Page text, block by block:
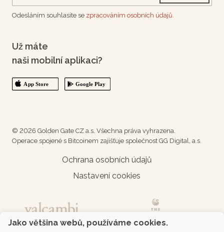
Odesláním souhlasíte se zpracováním osobních údajů.
Už máte
naši mobilní aplikaci?
© 2026 Golden Gate CZ a.s. Všechna práva vyhrazena.
Operace spojené s Bitcoinem zajišťuje společnost GG Digital, a.s.
Ochrana osobních údajů
Nastavení cookies
Jako většina webů, používáme cookies.